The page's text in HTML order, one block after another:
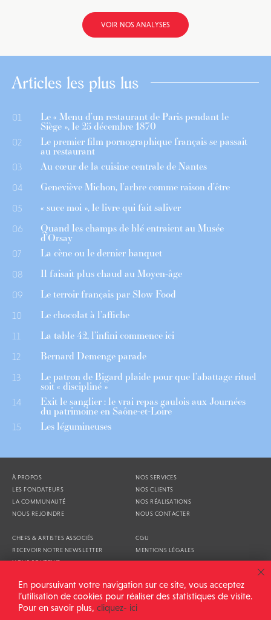
VOIR NOS ANALYSES
Articles les plus lus
01 Le « Menu d’un restaurant de Paris pendant le
Siège », le 25 décembre 1870
02 Le premier film pornographique français se passait
au restaurant
03 Au cœur de la cuisine centrale de Nantes
04 Geneviève Michon, l’arbre comme raison d’être
05 « suce moi », le livre qui fait saliver
06 Quand les champs de blé entraient au Musée
d’Orsay
07 La cène ou le dernier banquet
08 Il faisait plus chaud au Moyen-âge
09 Le terroir français par Slow Food
10 Le chocolat à l’affiche
11 La table 42, l’infini commence ici
12 Bernard Demenge parade
13 Le patron de Bigard plaide pour que l’abattage rituel
soit « discipliné »
14 Exit le sanglier : le vrai repas gaulois aux Journées
du patrimoine en Saône-et-Loire
15 Les légumineuses
À PROPOS
LES FONDATEURS
LA COMMUNAUTÉ
NOUS REJOINDRE
NOS SERVICES
NOS CLIENTS
NOS RÉALISATIONS
NOUS CONTACTER
CHEFS & ARTISTES ASSOCIÉS
RECEVOIR NOTRE NEWSLETTER
NOUS SOUTENIR
CGU
MENTIONS LÉGALES
ALIMENTATION GÉNÉRALE © 2026
En poursuivant votre navigation sur ce site, vous acceptez
l’utilisation de cookies pour réaliser des statistiques de visite.
Pour en savoir plus, cliquez- ici